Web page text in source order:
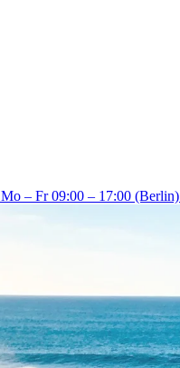
Mo – Fr 09:00 – 17:00 (Berlin)